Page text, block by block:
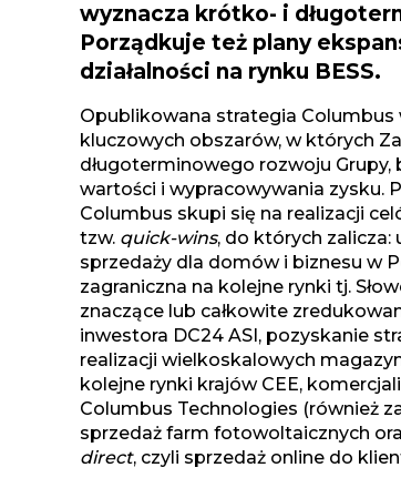
wyznacza krótko- i
Porządkuje też plany
działalności na rynku BESS.
Opublikowana strategia Columbus
kluczowych obszarów, w których
długoterminowego rozwoju
wartości i wypracowywania zysku.
Columbus skupi się na realizacji
tzw. quick-wins, do których
sprzedaży dla domów i biznesu w
zagraniczna na kolejne rynki tj.
znaczące lub całkowite
inwestora DC24 ASI, pozyskanie
realizacji wielkoskalowych
kolejne rynki krajów CEE,
Columbus Technologies (również
sprzedaż farm fotowoltaicznych
direct, czyli sprzedaż online do